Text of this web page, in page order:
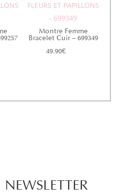
FLEURS ET PAPILLONS
- 699349
Montre Femme
Bracelet Cuir – 699349
49.90€
NEWSLETTER